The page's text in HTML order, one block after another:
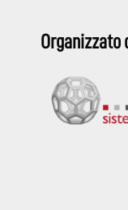
Organizzato